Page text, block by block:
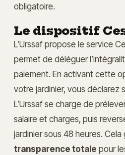
obligatoire.
Le dispositif
L’Urssaf propose le service
permet de déléguer
paiement. En activant cette
votre jardinier, vous déclarez
L’Urssaf se charge de
salaire et charges, puis
jardinier sous 48 heures. Cela
transparence totale pour